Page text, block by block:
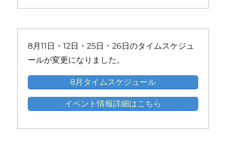
ン
ン
ン
ン
ン
ン
ト)
ト)
ト)
ト)
ト)
8月11日・12日・25日・26日のタイムスケジュ
ールが変更になりました。
8月タイムスケジュール
イベント情報詳細はこちら